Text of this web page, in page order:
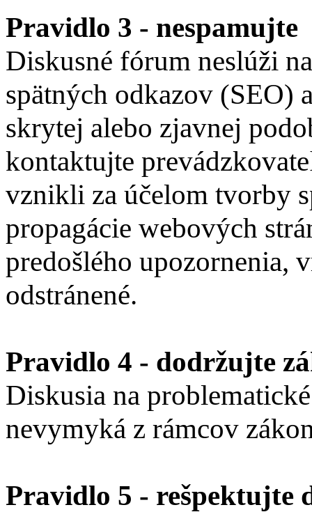
Pravidlo 3 - nespamujte
Diskusné fórum neslúži
spätných odkazov (SEO)
skrytej alebo zjavnej
kontaktujte
vznikli za účelom tvorby
propagácie webových
predošlého upozornenia,
odstránené.
Pravidlo 4 - dodržujte
Diskusia na
nevymyká z rámcov
Pravidlo 5 - rešpektujte